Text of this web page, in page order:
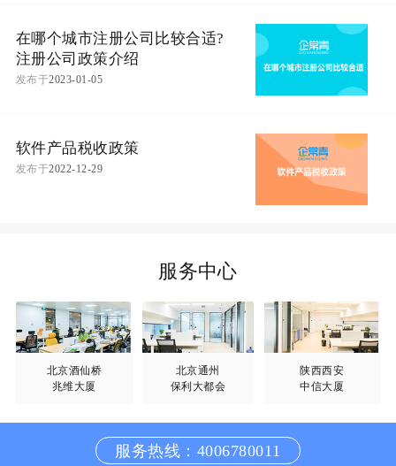
在哪个城市注册公司比较合适?
注册公司政策介绍
发布于2023-01-05
软件产品税收政策
发布于2022-12-29
服务中心
北京酒仙桥
兆维大厦
北京通州
保利大都会
陕西西安
中信大厦
服务热线：4006780011